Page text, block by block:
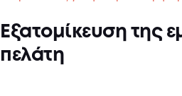
Εξατομίκευση της
πελάτη